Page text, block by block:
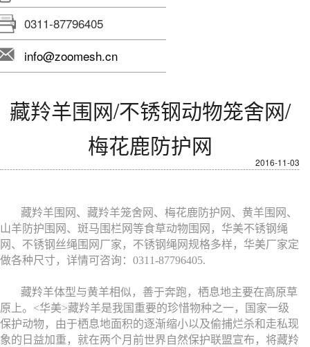
0311-87796405
info@zoomesh.cn
藏羚羊围网/不锈钢动物笼舍网/
梅花鹿防护网
2016-11-03
藏羚羊围网、藏羚羊笼舍网、梅花鹿防护网、黄羊围网、
山羊防护围网、斑马围栏网等食草动物围网，华美不锈钢绳
网、不锈钢丝绳围网厂家，不锈钢绳网规格多样，华美厂家定
做各种尺寸，详情可咨询： 0311-87796405.
藏羚羊体型与黄羊相似，善于奔跑，栖息地主要在高原草
原上。<华美>藏羚羊是我国重要的珍惜物种之一，国家一级
保护动物，由于栖息地面积的逐渐缩小以及偷捕烂杀和走私现
象的日益加重，就在两个月前世界自然保护联盟宣布，将藏羚